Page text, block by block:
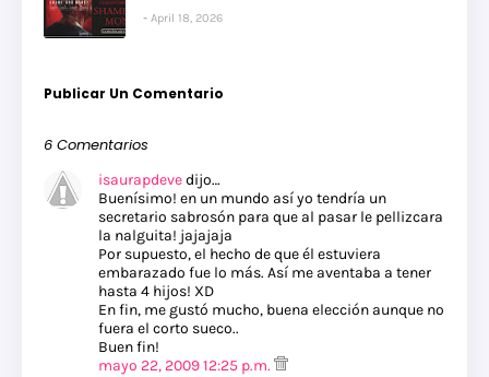
April 18, 2026
Publicar Un Comentario
6 Comentarios
isaurapdevedijo…
Buenísimo! en un mundo así yo tendría un
secretario sabrosón para que al pasar le pellizcara
la nalguita! jajajaja
Por supuesto, el hecho de que él estuviera
embarazado fue lo más. Así me aventaba a tener
hasta 4 hijos! XD
En fin, me gustó mucho, buena elección aunque no
fuera el corto sueco..
Buen fin!
mayo 22, 2009 12:25 p.m.